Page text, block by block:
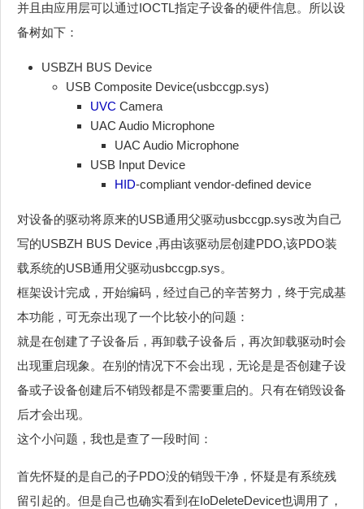
并且由应用层可以通过IOCTL指定子设备的硬件信息。所以设
备树如下：
USBZH BUS Device
USB Composite Device(usbccgp.sys)
UVC Camera
UAC Audio Microphone
UAC Audio Microphone
USB Input Device
HID-compliant vendor-defined device
对设备的驱动将原来的USB通用父驱动usbccgp.sys改为自己
写的USBZH BUS Device ,再由该驱动层创建PDO,该PDO装
载系统的USB通用父驱动usbccgp.sys。
框架设计完成，开始编码，经过自己的辛苦努力，终于完成基
本功能，可无奈出现了一个比较小的问题：
就是在创建了子设备后，再卸载子设备后，再次卸载驱动时会
出现重启现象。在别的情况下不会出现，无论是是否创建子设
备或子设备创建后不销毁都是不需要重启的。只有在销毁设备
后才会出现。
这个小问题，我也是查了一段时间：
首先怀疑的是自己的子PDO没的销毁干净，怀疑是有系统残
留引起的。但是自己也确实看到在IoDeleteDevice也调用了，